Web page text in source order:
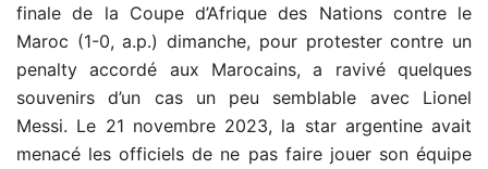
finale de la Coupe d’Afrique des Nations contre le
Maroc (1-0, a.p.) dimanche, pour protester contre un
penalty accordé aux Marocains, a ravivé quelques
souvenirs d’un cas un peu semblable avec Lionel
Messi. Le 21 novembre 2023, la star argentine avait
menacé les officiels de ne pas faire jouer son équipe